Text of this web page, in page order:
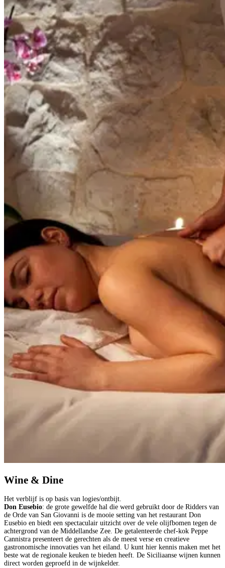
Wine & Dine
Het verblijf is op basis van logies/ontbijt.
Don Eusebio: de grote gewelfde hal die werd gebruikt door de Ridders van
de Orde van San Giovanni is de mooie setting van het restaurant Don
Eusebio en biedt een spectaculair uitzicht over de vele olijfbomen tegen de
achtergrond van de Middellandse Zee. De getalenteerde chef-kok Peppe
Cannistra presenteert de gerechten als de meest verse en creatieve
gastronomische innovaties van het eiland. U kunt hier kennis maken met het
beste wat de regionale keuken te bieden heeft. De Siciliaanse wijnen kunnen
direct worden geproefd in de wijnkelder.